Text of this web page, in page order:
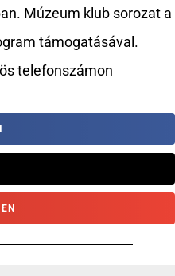
Múzeum klub sorozat a
támogatásával.
telefonszámon